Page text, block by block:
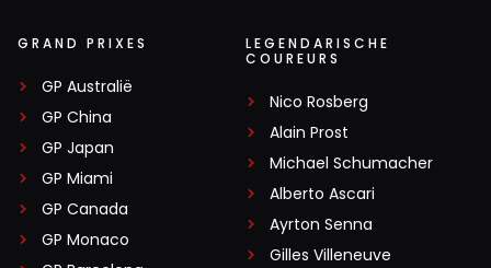
GRAND PRIXES
GP Australië
GP China
GP Japan
GP Miami
GP Canada
GP Monaco
LEGENDARISCHE
COUREURS
Nico Rosberg
Alain Prost
Michael Schumacher
Alberto Ascari
Ayrton Senna
Gilles Villeneuve